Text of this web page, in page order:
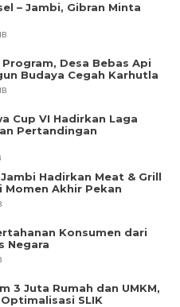
– Jambi, Gibran Minta
Desa Bebas Api
Budaya Cegah Karhutla
Cup VI Hadirkan Laga
Pertandingan
Hadirkan Meat & Grill
Akhir Pekan
Konsumen dari
Negara
3 Juta Rumah dan UMKM,
SLIK